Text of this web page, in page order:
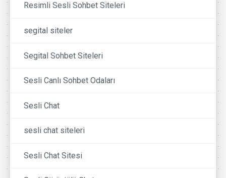
Resimli Sesli Sohbet Siteleri
segital siteler
Segital Sohbet Siteleri
Sesli Canlı Sohbet Odaları
Sesli Chat
sesli chat siteleri
Sesli Chat Sitesi